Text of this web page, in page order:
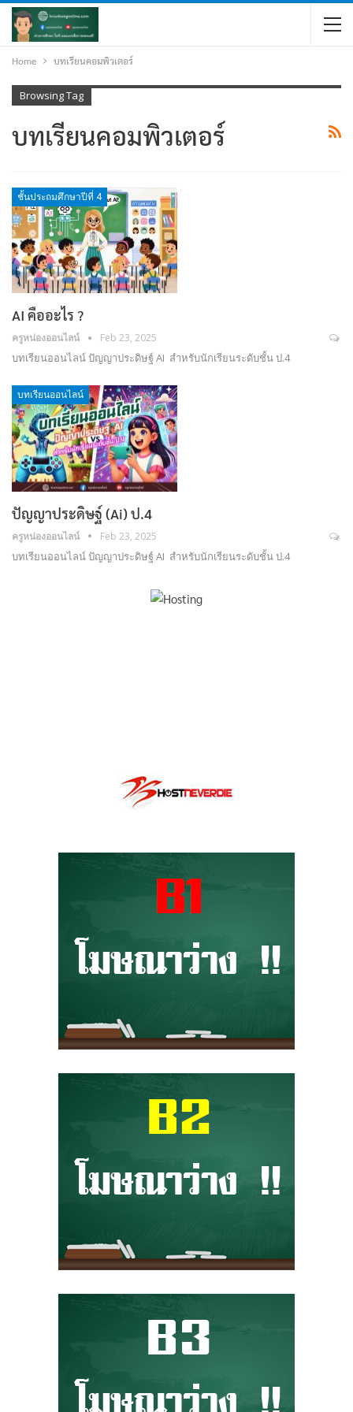
Home บทเรียนคอมพิวเตอร์
Browsing Tag
บทเรียนคอมพิวเตอร์
ชั้นประถมศึกษาปีที่ 4
AI คืออะไร ?
ครูหน่องออนไลน์ Feb 23, 2025
บทเรียนออนไลน์ ปัญญาประดิษฐ์ AI สำหรับนักเรียนระดับชั้น ป.4
บทเรียนออนไลน์
ปัญญาประดิษฐ์ (Ai) ป.4
ครูหน่องออนไลน์ Feb 23, 2025
บทเรียนออนไลน์ ปัญญาประดิษฐ์ AI สำหรับนักเรียนระดับชั้น ป.4